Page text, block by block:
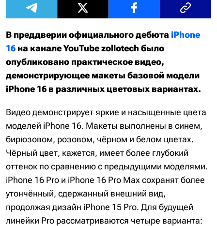
В преддверии официального дебюта iPhone
16 на канале YouTube zollotech было
опубликовано практическое видео,
демонстрирующее макеты базовой модели
iPhone 16 в различных цветовых вариантах.
Видео демонстрирует яркие и насыщенные цвета
моделей iPhone 16. Макеты выполнены в синем,
бирюзовом, розовом, чёрном и белом цветах.
Чёрный цвет, кажется, имеет более глубокий
оттенок по сравнению с предыдущими моделями.
iPhone 16 Pro и iPhone 16 Pro Max сохранят более
утончённый, сдержанный внешний вид,
продолжая дизайн iPhone 15 Pro. Для будущей
линейки Pro рассматриваются четыре варианта: